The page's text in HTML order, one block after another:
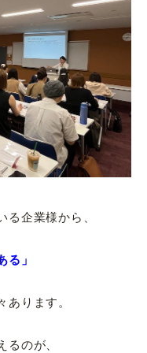
る企業様から、
る」
あります。
るのが、